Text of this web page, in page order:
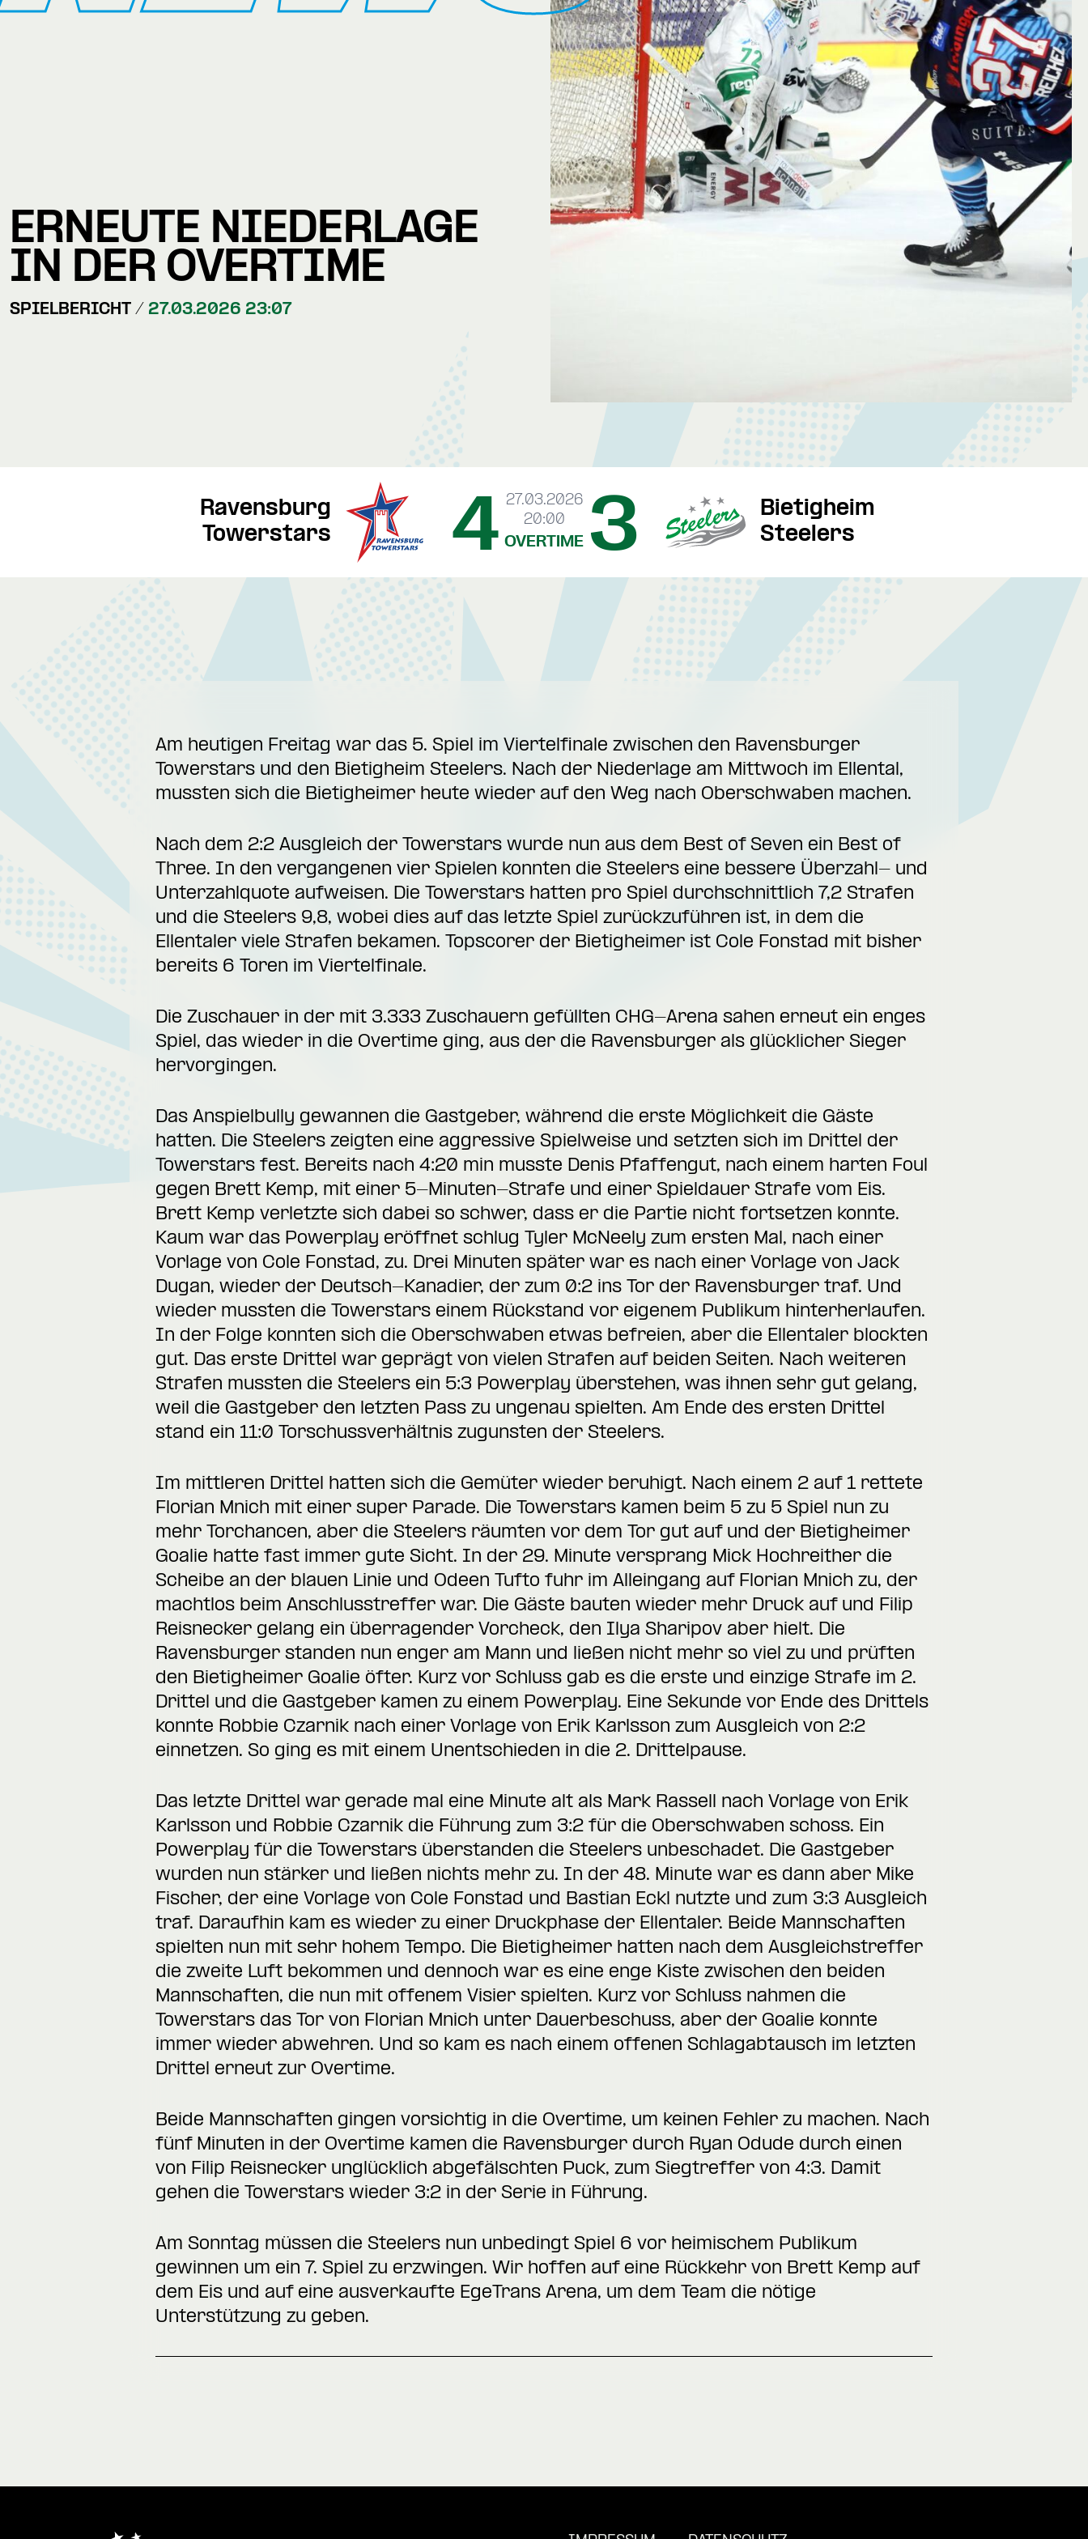
ERNEUTE NIEDERLAGE
IN DER OVERTIME
SPIELBERICHT / 27.03.2026 23:07
Ravensburg
Towerstars
4 27.03.2026
20:00
OVERTIME
Bietigheim
Steelers
3
Am heutigen Freitag war das 5. Spiel im Viertelfinale zwischen den Ravensburger
Towerstars und den Bietigheim Steelers. Nach der Niederlage am Mittwoch im Ellental,
mussten sich die Bietigheimer heute wieder auf den Weg nach Oberschwaben machen.
Nach dem 2:2 Ausgleich der Towerstars wurde nun aus dem Best of Seven ein Best of
Three. In den vergangenen vier Spielen konnten die Steelers eine bessere Überzahl- und
Unterzahlquote aufweisen. Die Towerstars hatten pro Spiel durchschnittlich 7,2 Strafen
und die Steelers 9,8, wobei dies auf das letzte Spiel zurückzuführen ist, in dem die
Ellentaler viele Strafen bekamen. Topscorer der Bietigheimer ist Cole Fonstad mit bisher
bereits 6 Toren im Viertelfinale.
Die Zuschauer in der mit 3.333 Zuschauern gefüllten CHG-Arena sahen erneut ein enges
Spiel, das wieder in die Overtime ging, aus der die Ravensburger als glücklicher Sieger
hervorgingen.
Das Anspielbully gewannen die Gastgeber, während die erste Möglichkeit die Gäste
hatten. Die Steelers zeigten eine aggressive Spielweise und setzten sich im Drittel der
Towerstars fest. Bereits nach 4:20 min musste Denis Pfaffengut, nach einem harten Foul
gegen Brett Kemp, mit einer 5-Minuten-Strafe und einer Spieldauer Strafe vom Eis.
Brett Kemp verletzte sich dabei so schwer, dass er die Partie nicht fortsetzen konnte.
Kaum war das Powerplay eröffnet schlug Tyler McNeely zum ersten Mal, nach einer
Vorlage von Cole Fonstad, zu. Drei Minuten später war es nach einer Vorlage von Jack
Dugan, wieder der Deutsch-Kanadier, der zum 0:2 ins Tor der Ravensburger traf. Und
wieder mussten die Towerstars einem Rückstand vor eigenem Publikum hinterherlaufen.
In der Folge konnten sich die Oberschwaben etwas befreien, aber die Ellentaler blockten
gut. Das erste Drittel war geprägt von vielen Strafen auf beiden Seiten. Nach weiteren
Strafen mussten die Steelers ein 5:3 Powerplay überstehen, was ihnen sehr gut gelang,
weil die Gastgeber den letzten Pass zu ungenau spielten. Am Ende des ersten Drittel
stand ein 11:0 Torschussverhältnis zugunsten der Steelers.
Im mittleren Drittel hatten sich die Gemüter wieder beruhigt. Nach einem 2 auf 1 rettete
Florian Mnich mit einer super Parade. Die Towerstars kamen beim 5 zu 5 Spiel nun zu
mehr Torchancen, aber die Steelers räumten vor dem Tor gut auf und der Bietigheimer
Goalie hatte fast immer gute Sicht. In der 29. Minute versprang Mick Hochreither die
Scheibe an der blauen Linie und Odeen Tufto fuhr im Alleingang auf Florian Mnich zu, der
machtlos beim Anschlusstreffer war. Die Gäste bauten wieder mehr Druck auf und Filip
Reisnecker gelang ein überragender Vorcheck, den Ilya Sharipov aber hielt. Die
Ravensburger standen nun enger am Mann und ließen nicht mehr so viel zu und prüften
den Bietigheimer Goalie öfter. Kurz vor Schluss gab es die erste und einzige Strafe im 2.
Drittel und die Gastgeber kamen zu einem Powerplay. Eine Sekunde vor Ende des Drittels
konnte Robbie Czarnik nach einer Vorlage von Erik Karlsson zum Ausgleich von 2:2
einnetzen. So ging es mit einem Unentschieden in die 2. Drittelpause.
Das letzte Drittel war gerade mal eine Minute alt als Mark Rassell nach Vorlage von Erik
Karlsson und Robbie Czarnik die Führung zum 3:2 für die Oberschwaben schoss. Ein
Powerplay für die Towerstars überstanden die Steelers unbeschadet. Die Gastgeber
wurden nun stärker und ließen nichts mehr zu. In der 48. Minute war es dann aber Mike
Fischer, der eine Vorlage von Cole Fonstad und Bastian Eckl nutzte und zum 3:3 Ausgleich
traf. Daraufhin kam es wieder zu einer Druckphase der Ellentaler. Beide Mannschaften
spielten nun mit sehr hohem Tempo. Die Bietigheimer hatten nach dem Ausgleichstreffer
die zweite Luft bekommen und dennoch war es eine enge Kiste zwischen den beiden
Mannschaften, die nun mit offenem Visier spielten. Kurz vor Schluss nahmen die
Towerstars das Tor von Florian Mnich unter Dauerbeschuss, aber der Goalie konnte
immer wieder abwehren. Und so kam es nach einem offenen Schlagabtausch im letzten
Drittel erneut zur Overtime.
Beide Mannschaften gingen vorsichtig in die Overtime, um keinen Fehler zu machen. Nach
fünf Minuten in der Overtime kamen die Ravensburger durch Ryan Odude durch einen
von Filip Reisnecker unglücklich abgefälschten Puck, zum Siegtreffer von 4:3. Damit
gehen die Towerstars wieder 3:2 in der Serie in Führung.
Am Sonntag müssen die Steelers nun unbedingt Spiel 6 vor heimischem Publikum
gewinnen um ein 7. Spiel zu erzwingen. Wir hoffen auf eine Rückkehr von Brett Kemp auf
dem Eis und auf eine ausverkaufte EgeTrans Arena, um dem Team die nötige
Unterstützung zu geben.